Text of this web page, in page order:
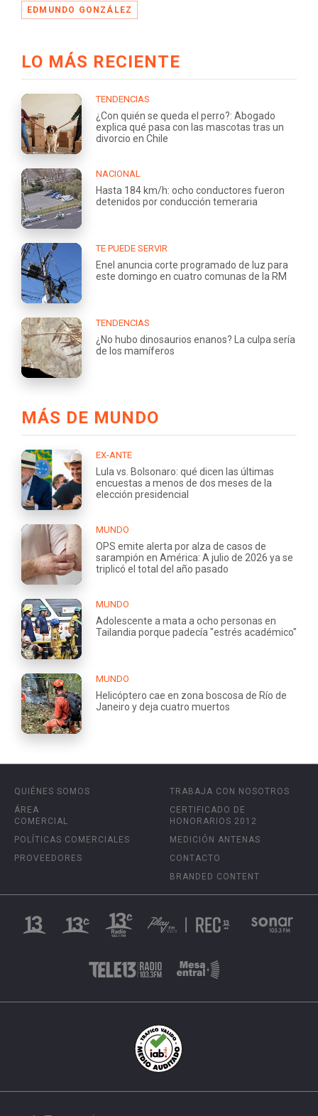
EDMUNDO GONZÁLEZ
LO MÁS RECIENTE
TENDENCIAS
¿Con quién se queda el perro?: Abogado
explica qué pasa con las mascotas tras un
divorcio en Chile
NACIONAL
Hasta 184 km/h: ocho conductores fueron
detenidos por conducción temeraria
TE PUEDE SERVIR
Enel anuncia corte programado de luz para
este domingo en cuatro comunas de la RM
TENDENCIAS
¿No hubo dinosaurios enanos? La culpa sería
de los mamíferos
MÁS DE MUNDO
EX-ANTE
Lula vs. Bolsonaro: qué dicen las últimas
encuestas a menos de dos meses de la
elección presidencial
MUNDO
OPS emite alerta por alza de casos de
sarampión en América: A julio de 2026 ya se
triplicó el total del año pasado
MUNDO
Adolescente a mata a ocho personas en
Tailandia porque padecía "estrés académico"
MUNDO
Helicóptero cae en zona boscosa de Río de
Janeiro y deja cuatro muertos
QUIÉNES SOMOS
ÁREA
COMERCIAL
POLÍTICAS COMERCIALES
PROVEEDORES
TRABAJA CON NOSOTROS
CERTIFICADO DE
HONORARIOS 2012
MEDICIÓN ANTENAS
CONTACTO
BRANDED CONTENT